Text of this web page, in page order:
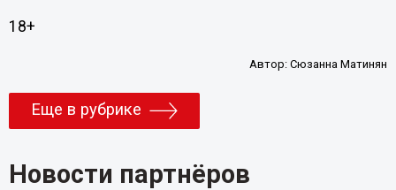
18+
Автор:Сюзанна Матинян
Еще в рубрике
Новости партнёров